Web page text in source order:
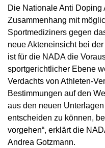
AUFSICHTSRAT
VORSTAND
MITARBEITENDE
KOMMISSIONEN
ENGAGEMENT
SPONSORING UND
JAHRESBERICHTE
SPRICH'S AN
INTERNE
ÜBERSICHT
STANDARDS
NADC
ANTI-DOPING-GESETZ
SANKTIONEN
ÜBERSICHT
INTELLIGENCE &
DATENSCHUTZ
JURISTISCHE
ÜBERSICHT
AKTUELLE
ÜBERSICHT
KORTISON IM
TESTOSTERON IM
VERBOTSLISTE
WICHTIGE
VERBOTSLISTE
IM KRANKHEITSFALL:
ÜBERSICHT
REGELUNG FÜR
ATHLETINNEN
REGELUNG FÜR
DIGITALE
DOPINGFALLEN
KONTROLLEN
ÜBERSICHT
KONTROLLSYSTEM
ÜBERSICHT
FORSCHUNG
KONTROLLABLAUF
ÜBERSICHT
DOPINGANALYTIK
BETEILIGTE AM
ÜBERSICHT
TESTPOOLS
RISIKOGRUPPEN
ADAMS
PRÄVENTION
ÜBERSICHT
GEMEINSAM GEGEN
E-LEARNING
SERVICE
ÜBERSICHT
NEWS
PRESSE
BLOG
Die Nationale Anti
Zusammenhang mit
Sportmediziners gegen
neue Akteneinsicht bei
ist für die NADA die
sportgerichtlicher Ebene
Verdachts von Athleten-
Bestimmungen auf den
aus den neuen
entscheiden zu können,
vorgehen“, erklärt die
Andrea Gotzmann.